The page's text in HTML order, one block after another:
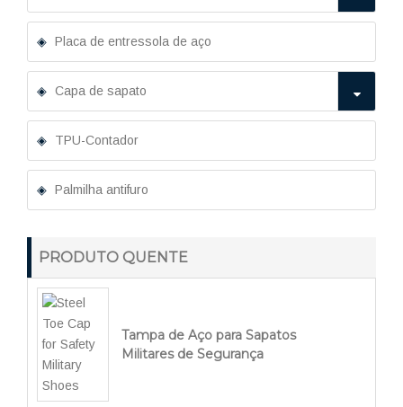
Placa de entressola de aço
Capa de sapato
TPU-Contador
Palmilha antifuro
PRODUTO QUENTE
Tampa de Aço para Sapatos
Militares de Segurança